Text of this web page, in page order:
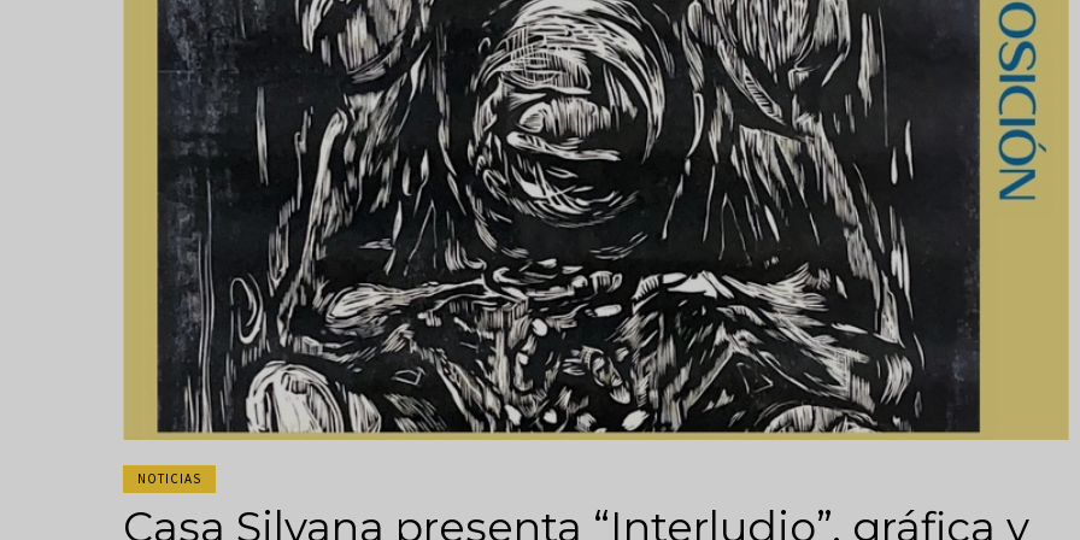
NOTICIAS
Casa Silvana presenta “Interludio”, gráfica y